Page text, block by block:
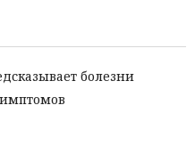
болезни